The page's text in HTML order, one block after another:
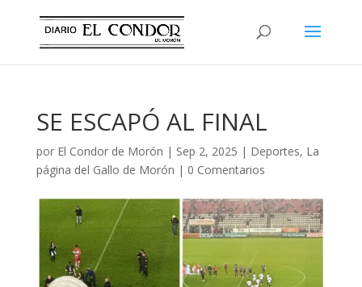
SE ESCAPÓ AL FINAL
por El Condor de Morón | Sep 2, 2025 | Deportes, La
página del Gallo de Morón | 0 Comentarios